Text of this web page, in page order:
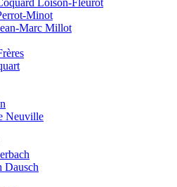
Loison-Fleurot
Minot
Marc Millot
Neuville
Dausch